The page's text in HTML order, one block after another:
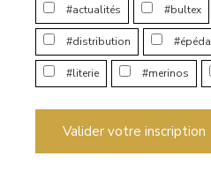
#actualités #bultex
#distribution #épéda
#literie #merinos
Valider votre inscription